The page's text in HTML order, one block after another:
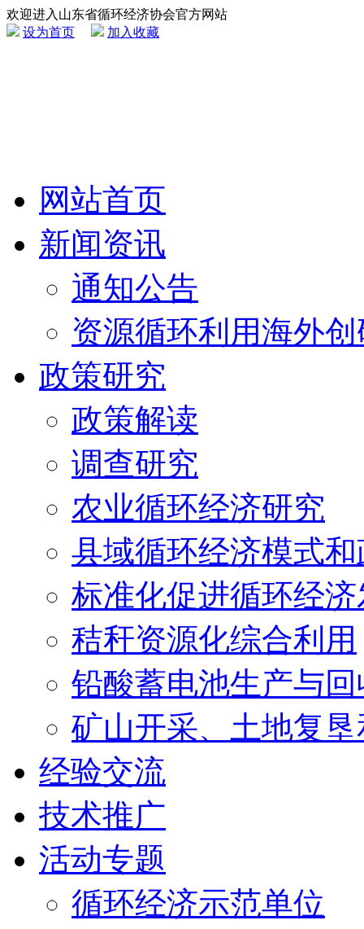
欢迎进入山东省循环经济协会官方网站
设为首页
加入收藏
网站首页
新闻资讯
通知公告
资源循环利用海外
政策研究
政策解读
调查研究
农业循环经济研究
县域循环经济模式
标准化促进循环经
秸秆资源化综合利用
铅酸蓄电池生产与回
矿山开采、土地复
经验交流
技术推广
活动专题
循环经济示范单位